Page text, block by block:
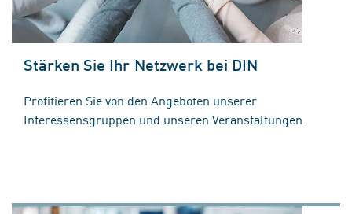
Stärken Sie Ihr Netzwerk bei DIN
Profitieren Sie von den Angeboten unserer
Interessensgruppen und unseren Veranstaltungen.